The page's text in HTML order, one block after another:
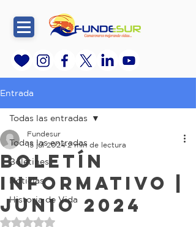
Entrada
Todas las entradas
Boletines
Noticias
Historia de Vida
Todas las entradas
Boletín
informativo |
Junio 2024
Fundesur
15 jul 2024 2 min de lectura
Obtuvo NaN de 5 estrellas.